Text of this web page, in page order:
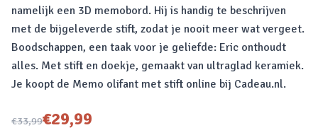
namelijk een 3D memobord. Hij is handig te beschrijven
met de bijgeleverde stift, zodat je nooit meer wat vergeet.
Boodschappen, een taak voor je geliefde: Eric onthoudt
alles. Met stift en doekje, gemaakt van ultraglad keramiek.
Je koopt de Memo olifant met stift online bij Cadeau.nl.
€33,99
Nu voor€29,99